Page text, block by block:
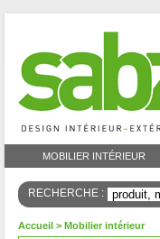
MOBILIER INTÉRIEUR
RECHERCHE :
Accueil > Mobilier intérieur